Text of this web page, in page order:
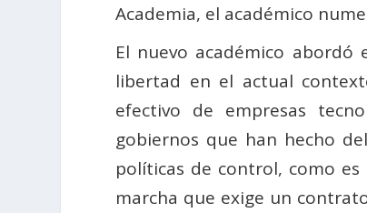
Academia, el académico
El nuevo académico
libertad en el actual
efectivo de empresas
gobiernos que han hecho
políticas de control, como
marcha que exige un